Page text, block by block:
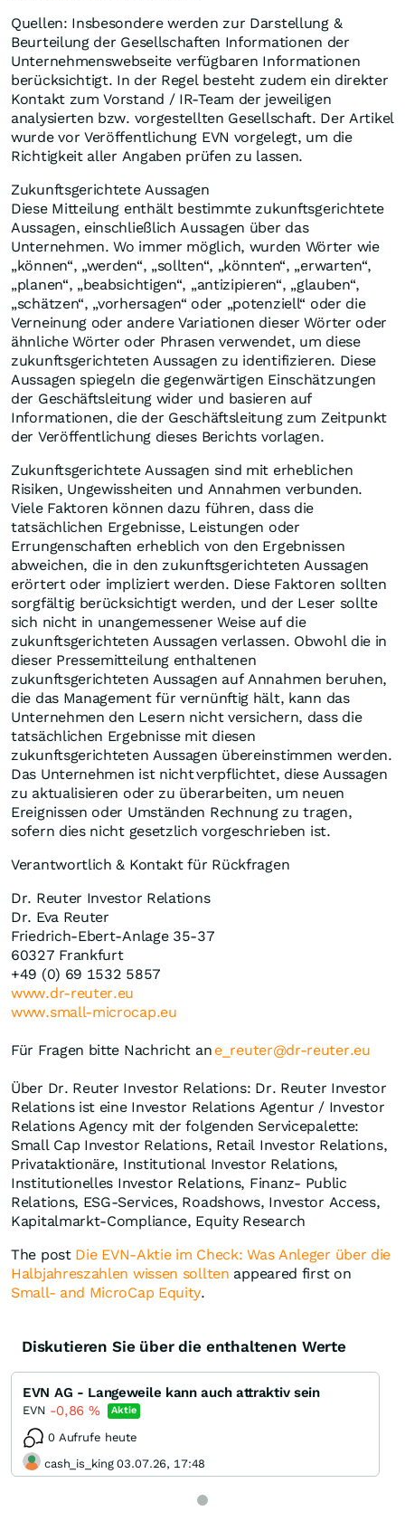
Quellen: Insbesondere werden zur Darstellung &
Beurteilung der Gesellschaften Informationen der
Unternehmenswebseite verfügbaren Informationen
berücksichtigt. In der Regel besteht zudem ein direkter
Kontakt zum Vorstand / IR-Team der jeweiligen
analysierten bzw. vorgestellten Gesellschaft. Der Artikel
wurde vor Veröffentlichung EVN vorgelegt, um die
Richtigkeit aller Angaben prüfen zu lassen.
Zukunftsgerichtete Aussagen
Diese Mitteilung enthält bestimmte zukunftsgerichtete
Aussagen, einschließlich Aussagen über das
Unternehmen. Wo immer möglich, wurden Wörter wie
„können“, „werden“, „sollten“, „könnten“, „erwarten“,
„planen“, „beabsichtigen“, „antizipieren“, „glauben“,
„schätzen“, „vorhersagen“ oder „potenziell“ oder die
Verneinung oder andere Variationen dieser Wörter oder
ähnliche Wörter oder Phrasen verwendet, um diese
zukunftsgerichteten Aussagen zu identifizieren. Diese
Aussagen spiegeln die gegenwärtigen Einschätzungen
der Geschäftsleitung wider und basieren auf
Informationen, die der Geschäftsleitung zum Zeitpunkt
der Veröffentlichung dieses Berichts vorlagen.
Zukunftsgerichtete Aussagen sind mit erheblichen
Risiken, Ungewissheiten und Annahmen verbunden.
Viele Faktoren können dazu führen, dass die
tatsächlichen Ergebnisse, Leistungen oder
Errungenschaften erheblich von den Ergebnissen
abweichen, die in den zukunftsgerichteten Aussagen
erörtert oder impliziert werden. Diese Faktoren sollten
sorgfältig berücksichtigt werden, und der Leser sollte
sich nicht in unangemessener Weise auf die
zukunftsgerichteten Aussagen verlassen. Obwohl die in
dieser Pressemitteilung enthaltenen
zukunftsgerichteten Aussagen auf Annahmen beruhen,
die das Management für vernünftig hält, kann das
Unternehmen den Lesern nicht versichern, dass die
tatsächlichen Ergebnisse mit diesen
zukunftsgerichteten Aussagen übereinstimmen werden.
Das Unternehmen ist nicht verpflichtet, diese Aussagen
zu aktualisieren oder zu überarbeiten, um neuen
Ereignissen oder Umständen Rechnung zu tragen,
sofern dies nicht gesetzlich vorgeschrieben ist.
Verantwortlich & Kontakt für Rückfragen
Dr. Reuter Investor Relations
Dr. Eva Reuter
Friedrich-Ebert-Anlage 35-37
60327 Frankfurt
+49 (0) 69 1532 5857
www.dr-reuter.eu
www.small-microcap.eu
Für Fragen bitte Nachricht an e_reuter@dr-reuter.eu
Über Dr. Reuter Investor Relations: Dr. Reuter Investor
Relations ist eine Investor Relations Agentur / Investor
Relations Agency mit der folgenden Servicepalette:
Small Cap Investor Relations, Retail Investor Relations,
Privataktionäre, Institutional Investor Relations,
Institutionelles Investor Relations, Finanz- Public
Relations, ESG-Services, Roadshows, Investor Access,
Kapitalmarkt-Compliance, Equity Research
The post Die EVN-Aktie im Check: Was Anleger über die
Halbjahreszahlen wissen sollten appeared first on
Small- and MicroCap Equity.
Diskutieren Sie über die enthaltenen Werte
EVN AG - Langeweile kann auch attraktiv sein
EVN -0,86 % Aktie
0 Aufrufe heute
cash_is_king 03.07.26, 17:48